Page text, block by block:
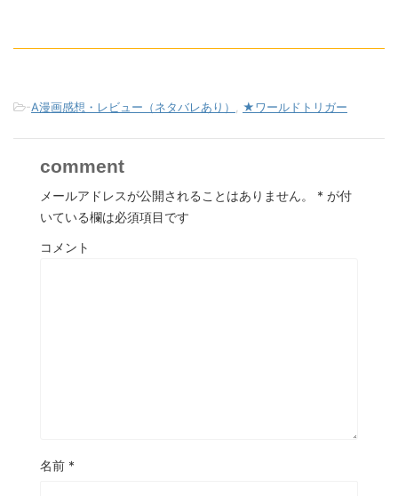
-A漫画感想・レビュー（ネタバレあり） ★ワールドトリガー
comment
メールアドレスが公開されることはありません。 * が付
いている欄は必須項目です
コメント
名前 *